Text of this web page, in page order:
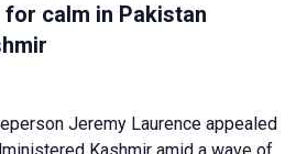
for calm in Pakistan
Jeremy Laurence appealed